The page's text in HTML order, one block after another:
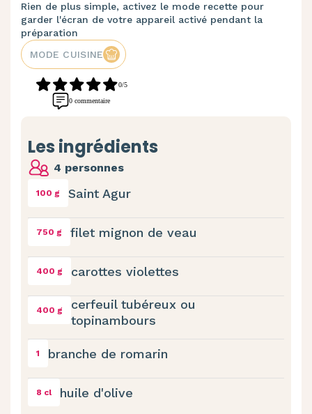
Rien de plus simple, activez le mode recette pour
garder l'écran de votre appareil activé pendant la
préparation
MODE CUISINE
0/5
0 commentaire
Les ingrédients
4 personnes
100 g Saint Agur
750 g filet mignon de veau
400 g carottes violettes
400 g
cerfeuil tubéreux ou
topinambours
1 branche de romarin
8 cl huile d'olive